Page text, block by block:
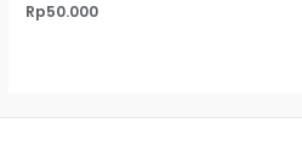
Dinilai
0
Rp50.000